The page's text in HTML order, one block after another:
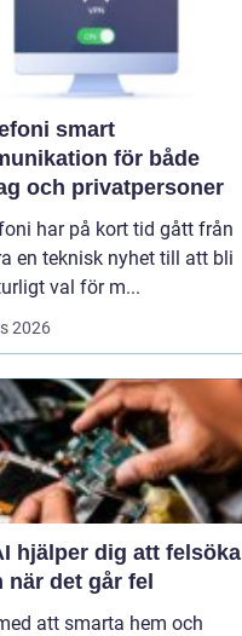
smart
för både
och privatpersoner
har på kort tid gått från
en teknisk nyhet till att bli
val för m...
2026
hjälper dig att felsöka
när det går fel
att smarta hem och